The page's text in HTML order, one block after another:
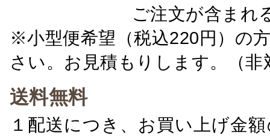
ご注文が含ま
※小型便希望（税込220円）の
さい。お見積もりします。（非
送料無料
１配送につき、お買い上げ金